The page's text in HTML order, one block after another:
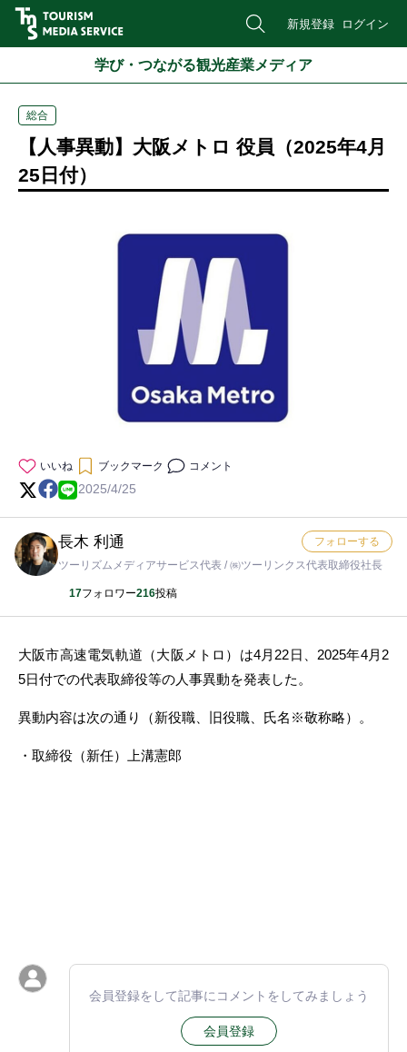
新規登録 ログイン
学び・つながる観光産業メディア
総合
【人事異動】大阪メトロ 役員（2025年4月
25日付）
いいね ブックマーク コメント
2025/4/25
長木 利通
ツーリズムメディアサービス代表 / ㈱ツーリンクス代表取締役社長
17フォロワー216投稿
フォローする
大阪市高速電気軌道（大阪メトロ）は4月22日、2025年4月2
5日付での代表取締役等の人事異動を発表した。
異動内容は次の通り（新役職、旧役職、氏名※敬称略）。
・取締役（新任）上溝憲郎
会員登録をして記事にコメントをしてみましょう
会員登録